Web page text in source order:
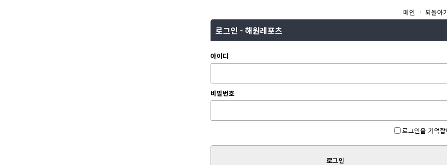
메인 되돌아
로그인 - 해원레포츠
아이디
비밀번호
로그인을 기억
로그인